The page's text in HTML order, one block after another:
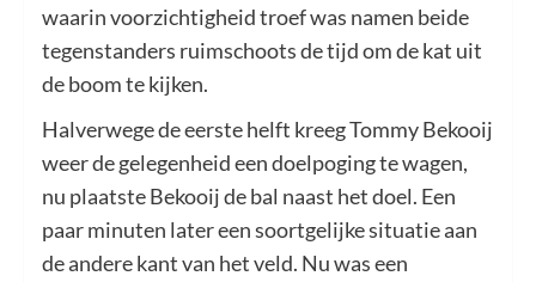
waarin voorzichtigheid troef was namen beide
tegenstanders ruimschoots de tijd om de kat uit
de boom te kijken.
Halverwege de eerste helft kreeg Tommy Bekooij
weer de gelegenheid een doelpoging te wagen,
nu plaatste Bekooij de bal naast het doel. Een
paar minuten later een soortgelijke situatie aan
de andere kant van het veld. Nu was een